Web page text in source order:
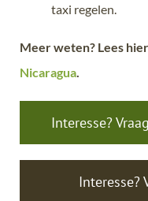
taxi regelen.
Meer weten? Lees
Nicaragua
Interesse?
Interesse?